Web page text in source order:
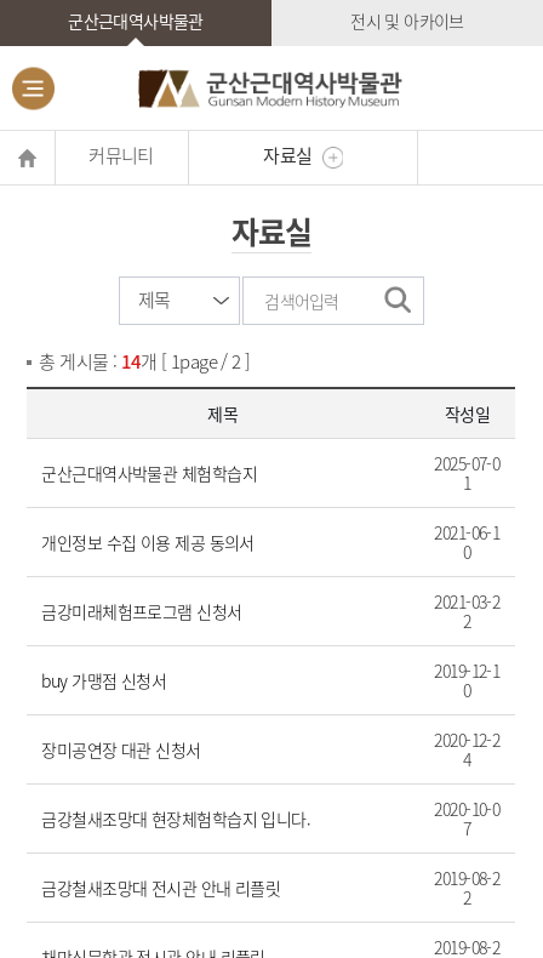
군산근대역사박물관 전시 및 아카이브
커뮤니티 자료실
자료실
총 게시물 : 14개 [ 1page / 2 ]
제목 작성일
군산근대역사박물관 체험학습지
2025-07-0
1
개인정보 수집 이용 제공 동의서
2021-06-1
0
금강미래체험프로그램 신청서
2021-03-2
2
buy 가맹점 신청서
2019-12-1
0
장미공연장 대관 신청서
2020-12-2
4
금강철새조망대 현장체험학습지 입니다.
2020-10-0
7
금강철새조망대 전시관 안내 리플릿
2019-08-2
2
2019-08-2